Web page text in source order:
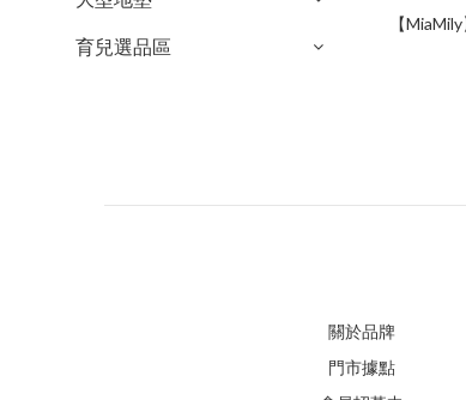
育兒選品區
【
關於品牌
門市據點